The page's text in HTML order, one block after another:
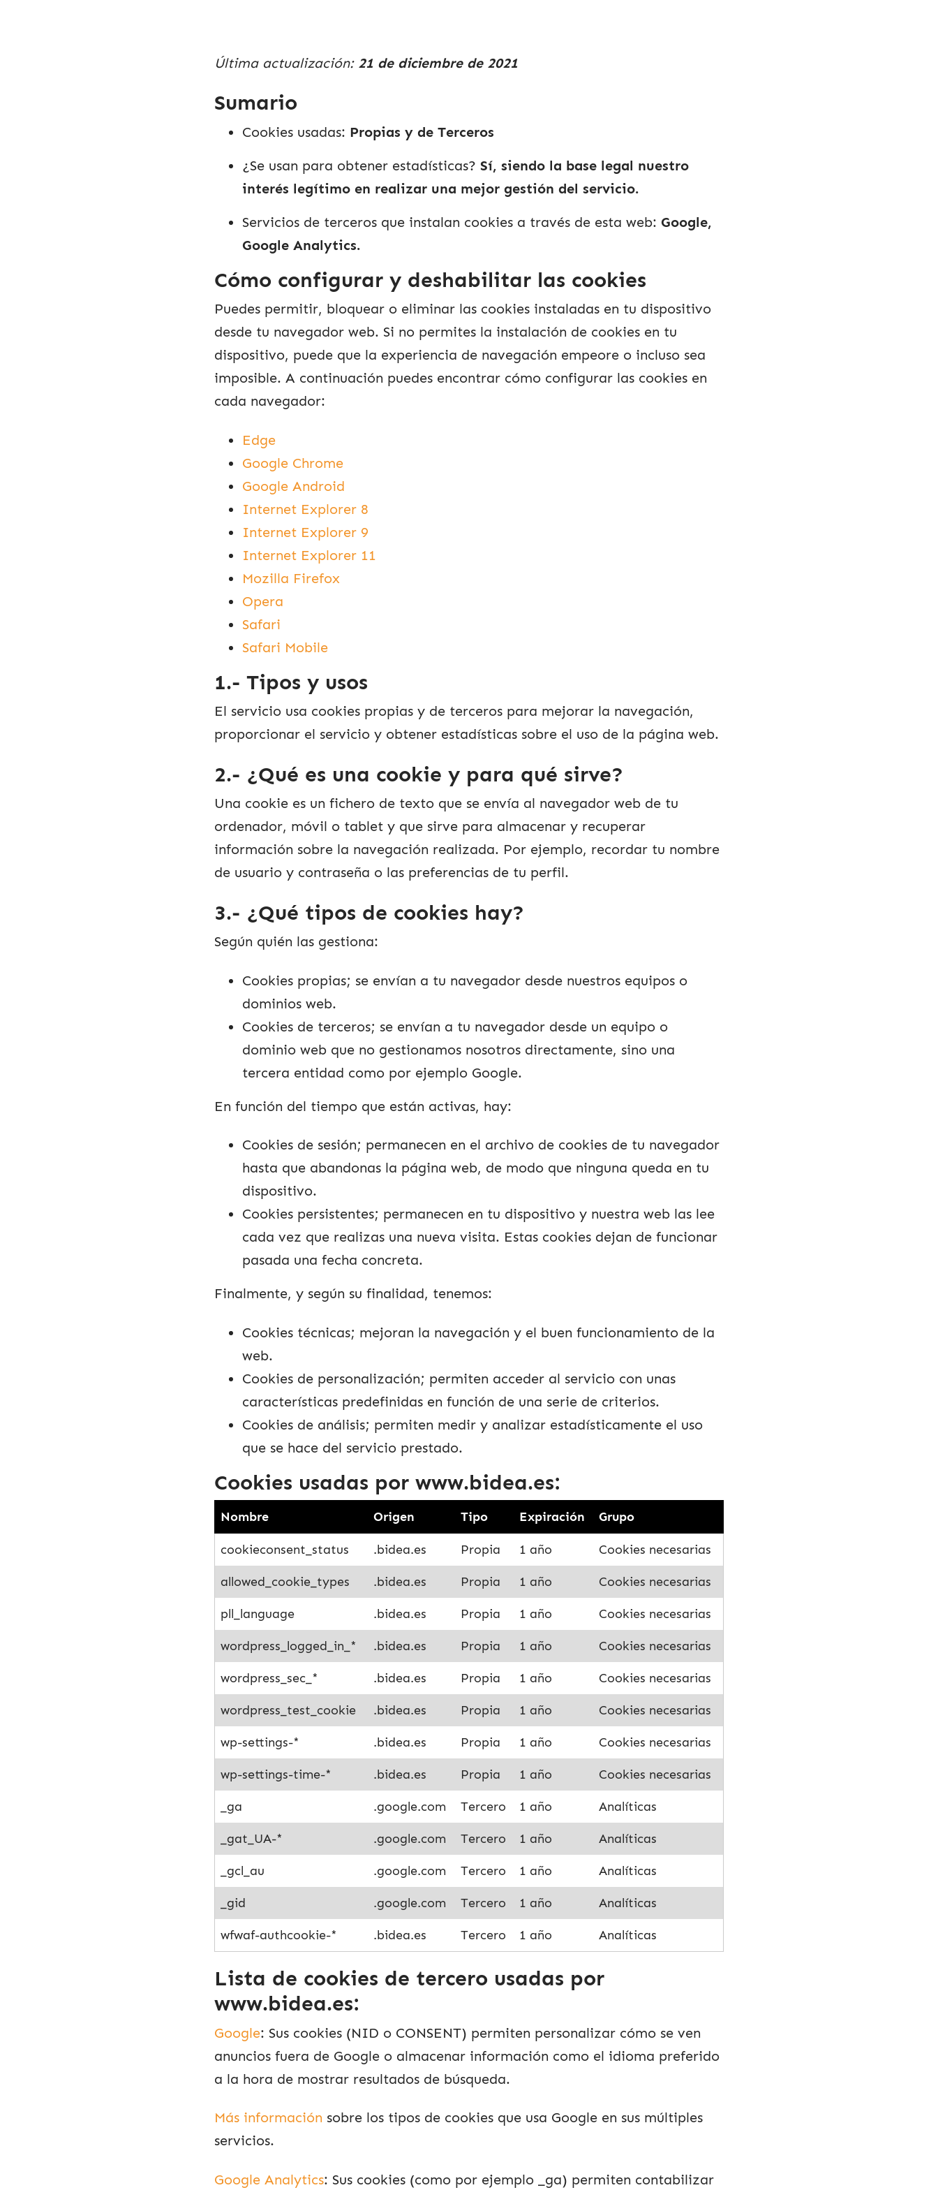
Última actualización: 21 de diciembre de 2021
Sumario
Cookies usadas: Propias y de Terceros
¿Se usan para obtener estadísticas? Sí, siendo la base legal nuestro
interés legítimo en realizar una mejor gestión del servicio.
Servicios de terceros que instalan cookies a través de esta web: Google,
Google Analytics.
Cómo configurar y deshabilitar las cookies
Puedes permitir, bloquear o eliminar las cookies instaladas en tu dispositivo
desde tu navegador web. Si no permites la instalación de cookies en tu
dispositivo, puede que la experiencia de navegación empeore o incluso sea
imposible. A continuación puedes encontrar cómo configurar las cookies en
cada navegador:
Edge
Google Chrome
Google Android
Internet Explorer 8
Internet Explorer 9
Internet Explorer 11
Mozilla Firefox
Opera
Safari
Safari Mobile
1.- Tipos y usos
El servicio usa cookies propias y de terceros para mejorar la navegación,
proporcionar el servicio y obtener estadísticas sobre el uso de la página web.
2.- ¿Qué es una cookie y para qué sirve?
Una cookie es un fichero de texto que se envía al navegador web de tu
ordenador, móvil o tablet y que sirve para almacenar y recuperar
información sobre la navegación realizada. Por ejemplo, recordar tu nombre
de usuario y contraseña o las preferencias de tu perfil.
3.- ¿Qué tipos de cookies hay?
Según quién las gestiona:
Cookies propias; se envían a tu navegador desde nuestros equipos o
dominios web.
Cookies de terceros; se envían a tu navegador desde un equipo o
dominio web que no gestionamos nosotros directamente, sino una
tercera entidad como por ejemplo Google.
En función del tiempo que están activas, hay:
Cookies de sesión; permanecen en el archivo de cookies de tu navegador
hasta que abandonas la página web, de modo que ninguna queda en tu
dispositivo.
Cookies persistentes; permanecen en tu dispositivo y nuestra web las lee
cada vez que realizas una nueva visita. Estas cookies dejan de funcionar
pasada una fecha concreta.
Finalmente, y según su finalidad, tenemos:
Cookies técnicas; mejoran la navegación y el buen funcionamiento de la
web.
Cookies de personalización; permiten acceder al servicio con unas
características predefinidas en función de una serie de criterios.
Cookies de análisis; permiten medir y analizar estadísticamente el uso
que se hace del servicio prestado.
Cookies usadas por www.bidea.es:
Nombre Origen Tipo Expiración Grupo
cookieconsent_status .bidea.es Propia 1 año Cookies necesarias
allowed_cookie_types .bidea.es Propia 1 año Cookies necesarias
pll_language .bidea.es Propia 1 año Cookies necesarias
wordpress_logged_in_* .bidea.es Propia 1 año Cookies necesarias
wordpress_sec_* .bidea.es Propia 1 año Cookies necesarias
wordpress_test_cookie .bidea.es Propia 1 año Cookies necesarias
wp-settings-* .bidea.es Propia 1 año Cookies necesarias
wp-settings-time-* .bidea.es Propia 1 año Cookies necesarias
_ga .google.com Tercero 1 año Analíticas
_gat_UA-* .google.com Tercero 1 año Analíticas
_gcl_au .google.com Tercero 1 año Analíticas
_gid .google.com Tercero 1 año Analíticas
wfwaf-authcookie-* .bidea.es Tercero 1 año Analíticas
Lista de cookies de tercero usadas por
www.bidea.es:
Google: Sus cookies (NID o CONSENT) permiten personalizar cómo se ven
anuncios fuera de Google o almacenar información como el idioma preferido
a la hora de mostrar resultados de búsqueda.
Más información sobre los tipos de cookies que usa Google en sus múltiples
servicios.
Google Analytics: Sus cookies (como por ejemplo _ga) permiten contabilizar